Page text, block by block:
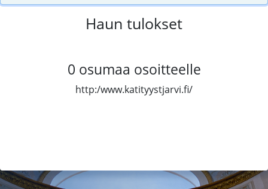
Haun tulokset
0 osumaa osoitteelle
http:/www.katityystjarvi.fi/